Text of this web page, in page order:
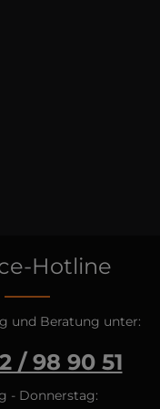
Hotline
und Beratung unter:
/ 98 90 51
- Donnerstag: